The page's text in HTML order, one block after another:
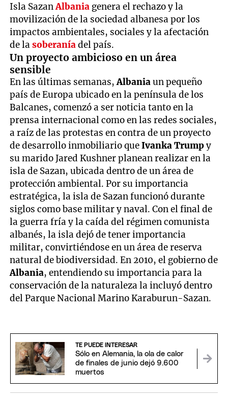
Isla SazanAlbania genera el rechazo y la
movilización de la sociedad albanesa por los
impactos ambientales, sociales y la afectación
de lasoberaníadel país.
Un proyecto ambicioso en un área
sensible
En las últimas semanas,Albaniaun pequeño
país de Europa ubicado en la península de los
Balcanes, comenzó a ser noticia tanto en la
prensa internacional como en las redes sociales,
a raíz de las protestas en contra de un proyecto
de desarrollo inmobiliario queIvanka Trumpy
su marido Jared Kushner planean realizar en la
isla de Sazan, ubicada dentro de un área de
protección ambiental. Por su importancia
estratégica, la isla de Sazan funcionó durante
siglos como base militar y naval. Con el final de
la guerra fría y la caída del régimen comunista
albanés, la isla dejó de tener importancia
militar, convirtiéndose en un área de reserva
natural de biodiversidad. En 2010, el gobierno de
Albania, entendiendo su importancia para la
conservación de la naturaleza la incluyó dentro
del Parque Nacional Marino Karaburun-Sazan.
TE PUEDE INTERESAR
Sólo en Alemania, la ola de calor
de finales de junio dejó 9.600
muertos